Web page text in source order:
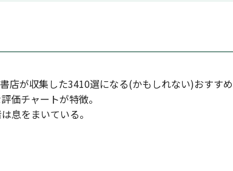
が収集した3410選になる(かもしれない)おすすめ
価チャートが特徴。
息をまいている。